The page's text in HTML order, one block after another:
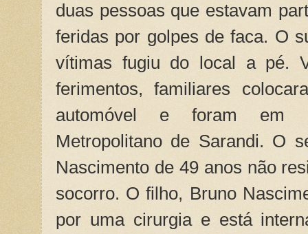
duas pessoas que estavam
feridas por golpes de faca. O
vítimas fugiu do local a pé.
ferimentos, familiares
automóvel e foram em
Metropolitano de Sarandi. O
Nascimento de 49 anos não
socorro. O filho, Bruno
por uma cirurgia e está